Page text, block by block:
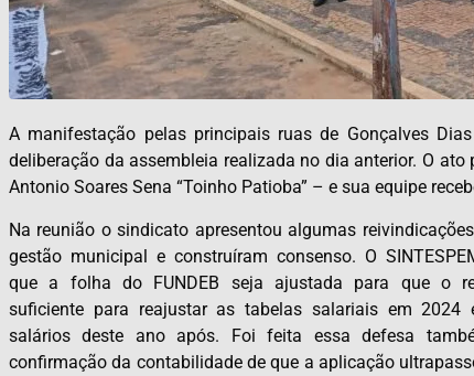
A manifestação pelas principais ruas de Gonçalves
deliberação da assembleia realizada no dia anterior. O
Antonio Soares Sena “Toinho Patioba” – e sua equipe
Na reunião o sindicato apresentou algumas
gestão municipal e construíram consenso. O
que a folha do FUNDEB seja ajustada para que o
suficiente para reajustar as tabelas salariais em 2024
salários deste ano após. Foi feita essa defesa
confirmação da contabilidade de que a aplicação